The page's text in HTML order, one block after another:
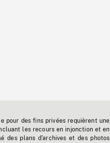
pour des fins privées requièrent une
les recours en injonction et en
des plans d'archives et des photos